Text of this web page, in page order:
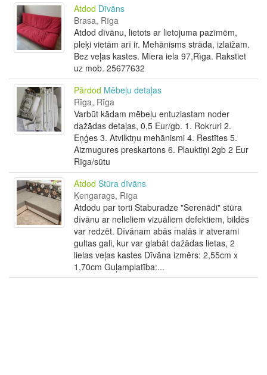
Atdod Dīvāns
Brasa, Rīga
Atdod dīvānu, lietots ar lietojuma pazīmēm,
pleķi vietām arī ir. Mehānisms strāda, izlaižam.
Bez veļas kastes. Miera iela 97,Rìga. Rakstiet
uz mob. 25677632
Pārdod Mēbeļu detaļas
Rīga, Rīga
Varbūt kādam mēbeļu entuziastam noder
dažādas detaļas, 0,5 Eur/gb. 1. Rokruri 2.
Eņģes 3. Atvilktņu mehānismi 4. Restītes 5.
Aizmugures preskartons 6. Plauktiņi 2gb 2 Eur
Rīga/sūtu
Atdod Stūra dīvāns
Ķengarags, Rīga
Atdodu par torti Staburadze "Serenādi" stūra
dīvānu ar nelieliem vizuāliem defektiem, bildēs
var redzēt. Dīvānam abās malās ir atverami
gultas gali, kur var glabāt dažādas lietas, 2
lielas veļas kastes Dīvāna izmērs: 2,55cm x
1,70cm Guļamplatība:...